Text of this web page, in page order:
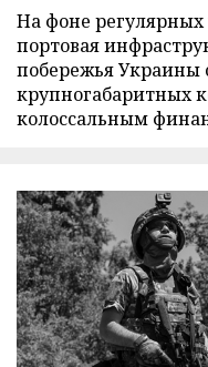
На фоне
портовая
побережья Украины
крупногабаритных
колоссальным